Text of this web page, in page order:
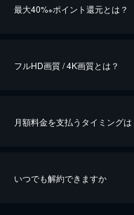
最大40%※ポイント還元とは？
※40％ポイント還元の対象は、クレ
フルHD画質 / 4K画質とは？
月額料金を支払うタイミングは
いつでも解約できますか